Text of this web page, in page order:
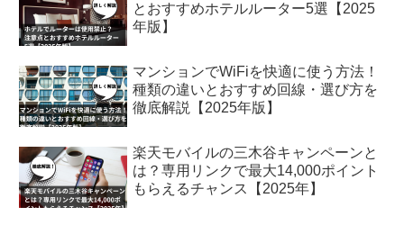
とおすすめホテルルーター5選【2025
年版】
マンションでWiFiを快適に使う方法！
種類の違いとおすすめ回線・選び方を
徹底解説【2025年版】
楽天モバイルの三木谷キャンペーンと
は？専用リンクで最大14,000ポイント
もらえるチャンス【2025年】